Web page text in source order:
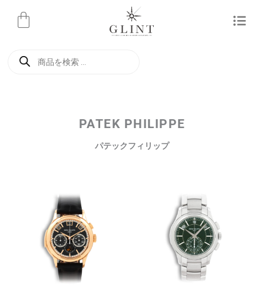
PATEK PHILIPPE
パテックフィリップ